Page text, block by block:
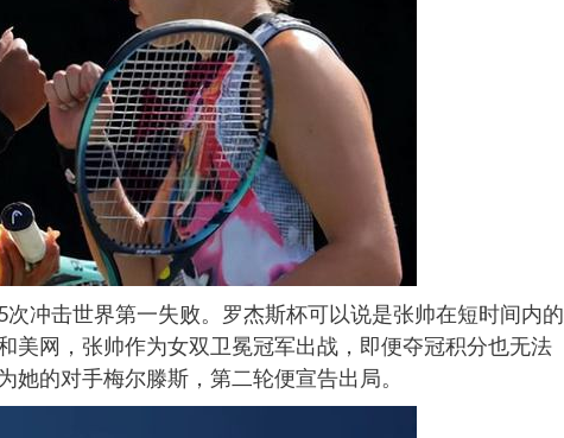
冲击世界第一失败。罗杰斯杯可以说是张帅在短时间内的
美网，张帅作为女双卫冕冠军出战，即便夺冠积分也无法
的对手梅尔滕斯，第二轮便宣告出局。